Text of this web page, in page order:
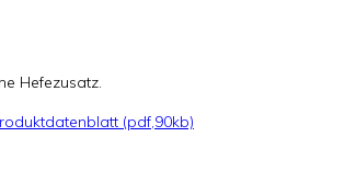
Hefezusatz.
(pdf,90kb)